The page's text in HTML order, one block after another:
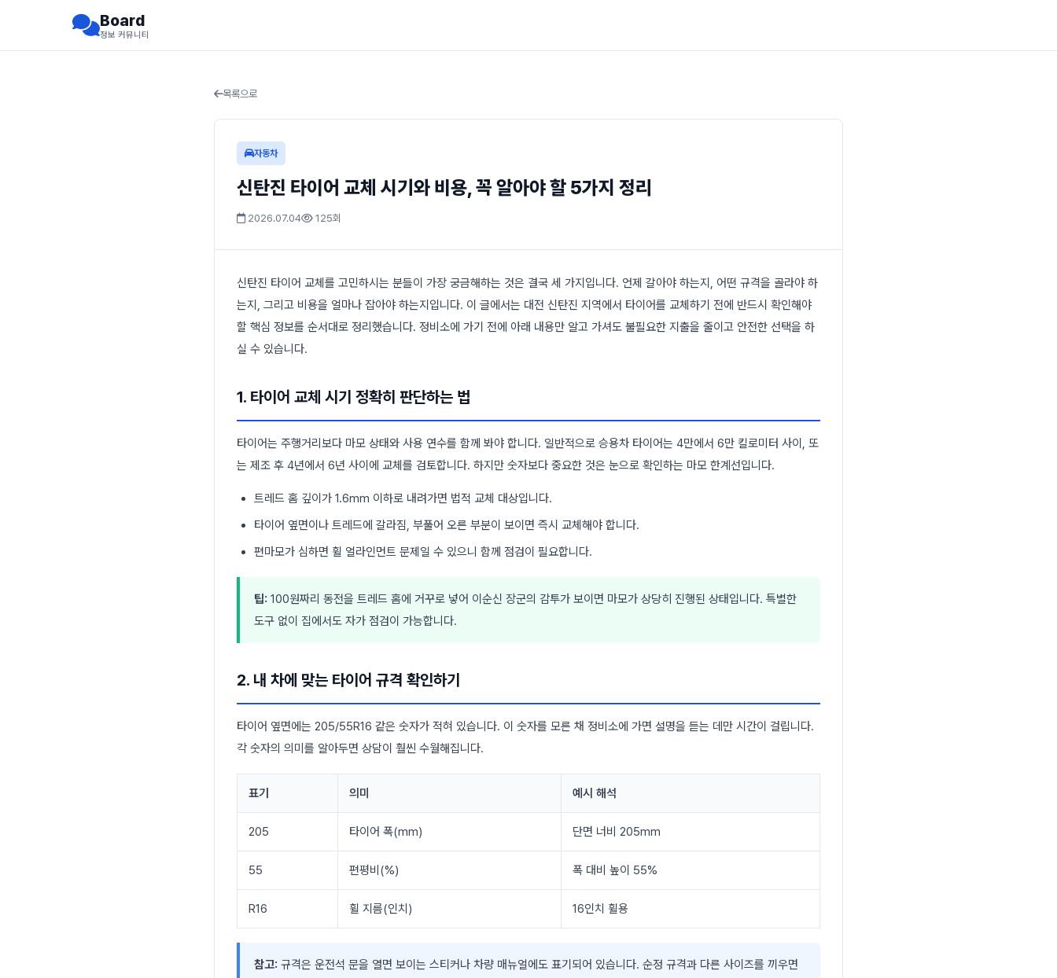
Board
정보 커뮤니티
목록으로
자동차
신탄진 타이어 교체 시기와 비용, 꼭 알아야 할 5가지 정리
2026.07.04 125회
신탄진 타이어 교체를 고민하시는 분들이 가장 궁금해하는 것은 결국 세 가지입니다. 언제 갈아야 하는지, 어떤 규격을 골라야 하
는지, 그리고 비용을 얼마나 잡아야 하는지입니다. 이 글에서는 대전 신탄진 지역에서 타이어를 교체하기 전에 반드시 확인해야
할 핵심 정보를 순서대로 정리했습니다. 정비소에 가기 전에 아래 내용만 알고 가셔도 불필요한 지출을 줄이고 안전한 선택을 하
실 수 있습니다.
1. 타이어 교체 시기 정확히 판단하는 법
타이어는 주행거리보다 마모 상태와 사용 연수를 함께 봐야 합니다. 일반적으로 승용차 타이어는 4만에서 6만 킬로미터 사이, 또
는 제조 후 4년에서 6년 사이에 교체를 검토합니다. 하지만 숫자보다 중요한 것은 눈으로 확인하는 마모 한계선입니다.
트레드 홈 깊이가 1.6mm 이하로 내려가면 법적 교체 대상입니다.
타이어 옆면이나 트레드에 갈라짐, 부풀어 오른 부분이 보이면 즉시 교체해야 합니다.
편마모가 심하면 휠 얼라인먼트 문제일 수 있으니 함께 점검이 필요합니다.
팁: 100원짜리 동전을 트레드 홈에 거꾸로 넣어 이순신 장군의 감투가 보이면 마모가 상당히 진행된 상태입니다. 특별한
도구 없이 집에서도 자가 점검이 가능합니다.
2. 내 차에 맞는 타이어 규격 확인하기
타이어 옆면에는 205/55R16 같은 숫자가 적혀 있습니다. 이 숫자를 모른 채 정비소에 가면 설명을 듣는 데만 시간이 걸립니다.
각 숫자의 의미를 알아두면 상담이 훨씬 수월해집니다.
표기 의미 예시 해석
205 타이어 폭(mm) 단면 너비 205mm
55 편평비(%) 폭 대비 높이 55%
R16 휠 지름(인치) 16인치 휠용
참고: 규격은 운전석 문을 열면 보이는 스티커나 차량 매뉴얼에도 표기되어 있습니다. 순정 규격과 다른 사이즈를 끼우면